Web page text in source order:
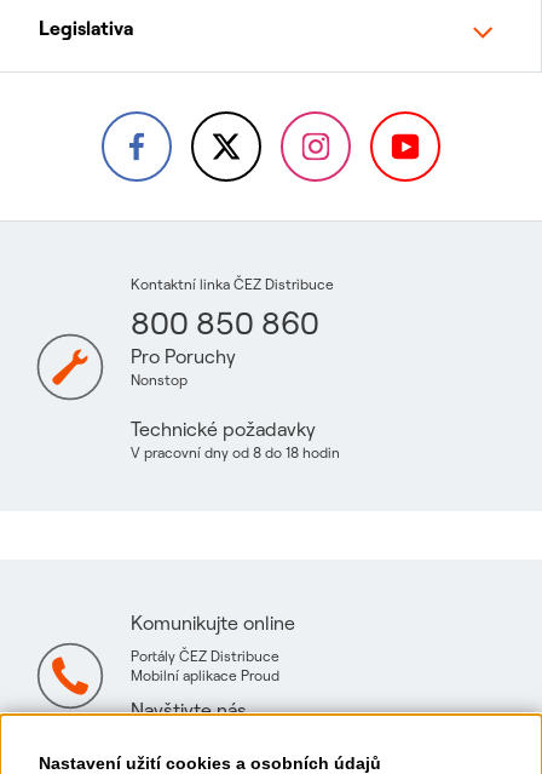
Nastavení užití cookies a osobních údajů
Legislativa
Kontaktní linka ČEZ Distribuce
800 850 860
Pro Poruchy
Nonstop
Technické požadavky
V pracovní dny od 8 do 18 hodin
Komunikujte online
Portály ČEZ Distribuce
Mobilní aplikace Proud
Navštivte nás